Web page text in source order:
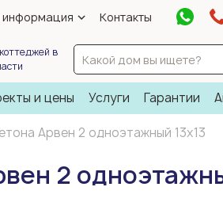
Контакты
в
и цены Услуги Гарантии
Арвен 2 одноэтажный 13х13
2